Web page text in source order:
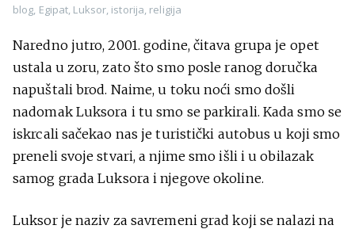
X
YouTube
blog, Egipat, Luksor, istorija, religija
Naredno jutro, 2001. godine, čitava grupa je opet
ustala u zoru, zato što smo posle ranog doručka
napuštali brod. Naime, u toku noći smo došli
nadomak Luksora i tu smo se parkirali. Kada smo se
iskrcali sačekao nas je turistički autobus u koji smo
preneli svoje stvari, a njime smo išli i u obilazak
samog grada Luksora i njegove okoline.
Luksor je naziv za savremeni grad koji se nalazi na